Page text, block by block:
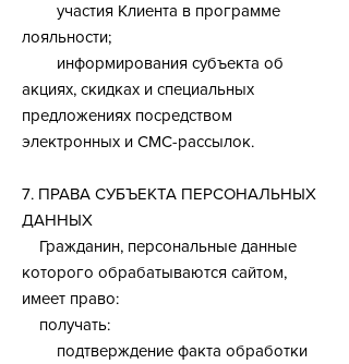
участия Клиента в программе
лояльности;
информирования субъекта об
акциях, скидках и специальных
предложениях посредством
электронных и СМС-рассылок.
7. ПРАВА СУБЪЕКТА ПЕРСОНАЛЬНЫХ
ДАННЫХ
Гражданин, персональные данные
которого обрабатываются сайтом,
имеет право:
получать:
подтверждение факта обработки